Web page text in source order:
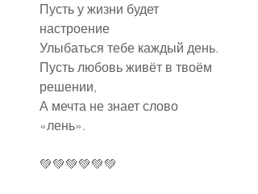
Пусть у жизни будет
настроение
Улыбаться тебе каждый день.
Пусть любовь живёт в твоём
решении,
А мечта не знает слово
«лень».
💚💚💚💚💚💚